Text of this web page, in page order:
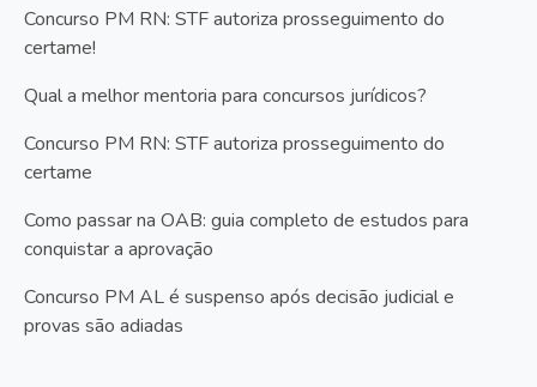
Concurso PM RN: STF autoriza prosseguimento do
certame!
Qual a melhor mentoria para concursos jurídicos?
Concurso PM RN: STF autoriza prosseguimento do
certame
Como passar na OAB: guia completo de estudos para
conquistar a aprovação
Concurso PM AL é suspenso após decisão judicial e
provas são adiadas